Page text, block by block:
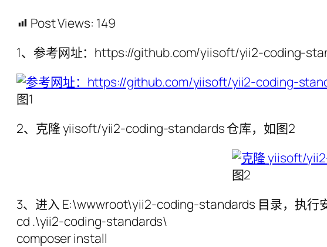
Post Views: 149
1、参考网址：https://github.com/yiisoft/yii2-coding-
图1
2、克隆 yiisoft/yii2-coding-standards 仓库，如图2
图2
3、进入 E:\wwwroot\yii2-coding-standards 目录，执行
cd .\yii2-coding-standards\
composer install